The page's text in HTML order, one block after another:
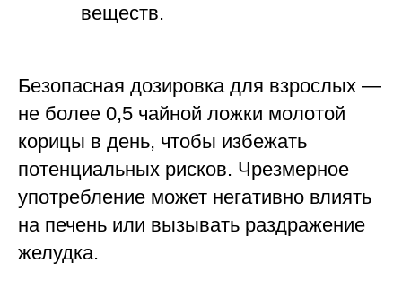
веществ.
Безопасная дозировка для взрослых —
не более 0,5 чайной ложки молотой
корицы в день, чтобы избежать
потенциальных рисков. Чрезмерное
употребление может негативно влиять
на печень или вызывать раздражение
желудка.